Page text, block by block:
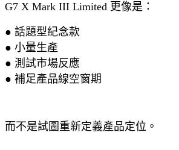
G7 X Mark III Limited 更像是：
● 話題型紀念款
● 小量生產
● 測試市場反應
● 補足產品線空窗期
而不是試圖重新定義產品定位。